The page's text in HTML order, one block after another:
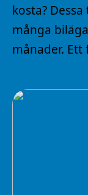
kosta?
många
månader.